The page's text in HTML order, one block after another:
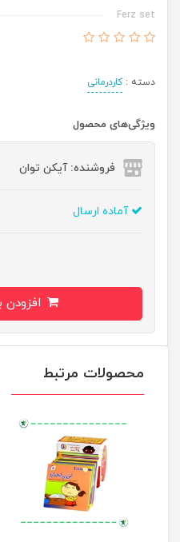
Ferz set
دسته :کاردرمانی
ویژگی‌های محصول
فروشنده: آیکن توان
آماده ارسال
محصولات مرتبط